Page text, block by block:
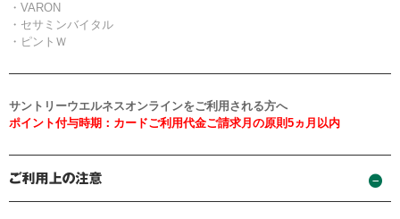
・VARON
・セサミンバイタル
・ピントＷ
サントリーウエルネスオンラインをご利用される方へ
ポイント付与時期：カードご利用代金ご請求月の原則5ヵ月以内